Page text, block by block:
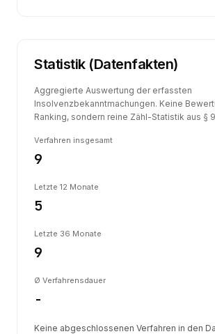
Statistik (Datenfakten)
Aggregierte Auswertung der erfassten
Insolvenzbekanntmachungen. Keine
Ranking, sondern reine Zähl-Statistik aus §
Verfahren insgesamt
9
Letzte 12 Monate
5
Letzte 36 Monate
9
Ø Verfahrensdauer
-
Keine abgeschlossenen Verfahren in den